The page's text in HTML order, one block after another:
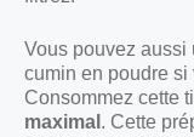
Vous pouvez aussi
cumin en poudre si
Consommez cette
maximal . Cette